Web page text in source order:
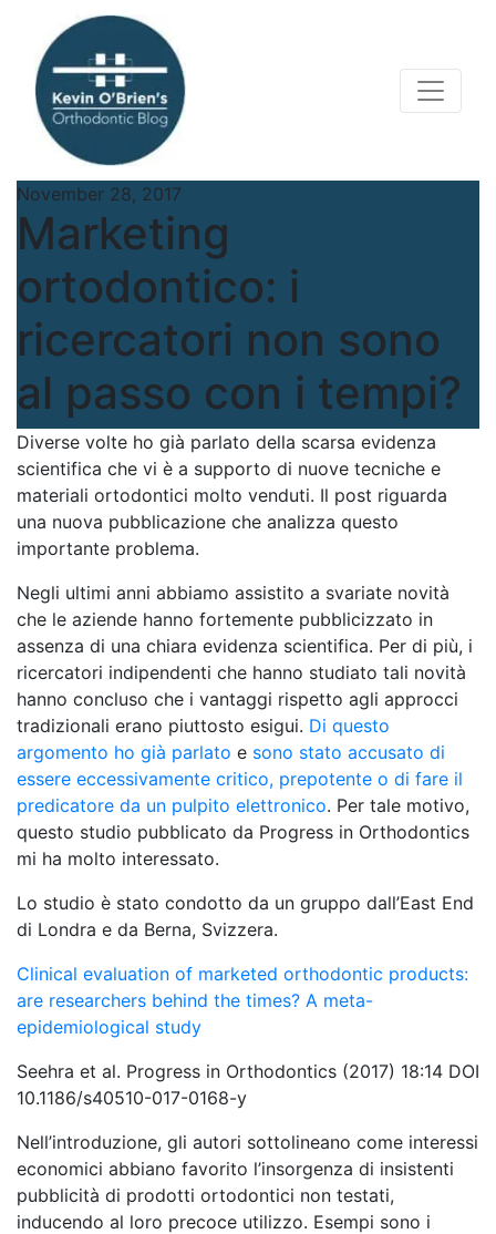
November 28, 2017
Marketing
ortodontico: i
ricercatori non sono
al passo con i tempi?
Diverse volte ho già parlato della scarsa evidenza
scientifica che vi è a supporto di nuove tecniche e
materiali ortodontici molto venduti. Il post riguarda
una nuova pubblicazione che analizza questo
importante problema.
Negli ultimi anni abbiamo assistito a svariate novità
che le aziende hanno fortemente pubblicizzato in
assenza di una chiara evidenza scientifica. Per di più, i
ricercatori indipendenti che hanno studiato tali novità
hanno concluso che i vantaggi rispetto agli approcci
tradizionali erano piuttosto esigui. Di questo
argomento ho già parlato e sono stato accusato di
essere eccessivamente critico, prepotente o di fare il
predicatore da un pulpito elettronico. Per tale motivo,
questo studio pubblicato da Progress in Orthodontics
mi ha molto interessato.
Lo studio è stato condotto da un gruppo dall’East End
di Londra e da Berna, Svizzera.
Clinical evaluation of marketed orthodontic products:
are researchers behind the times? A meta-
epidemiological study
Seehra et al. Progress in Orthodontics (2017) 18:14 DOI
10.1186/s40510-017-0168-y
Nell’introduzione, gli autori sottolineano come interessi
economici abbiano favorito l’insorgenza di insistenti
pubblicità di prodotti ortodontici non testati,
inducendo al loro precoce utilizzo. Esempi sono i